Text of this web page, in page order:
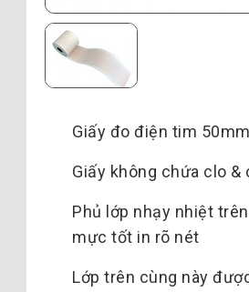
Giấy đo điện tim
Giấy không chứa clo &
Phủ lớp nhạy nhiệt
mực tốt in rõ nét
Lớp trên cùng này